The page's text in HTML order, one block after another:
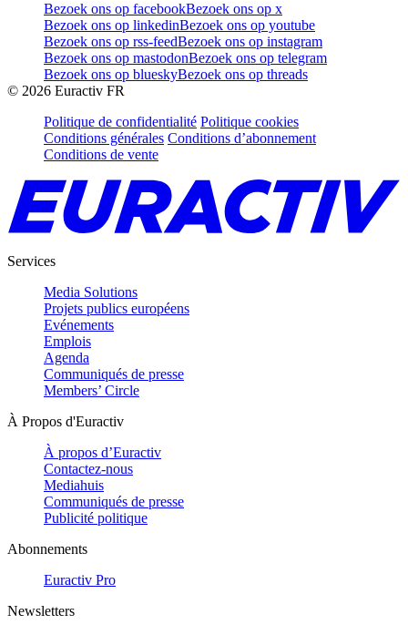
Bezoek ons op facebookBezoek ons op x
Bezoek ons op linkedinBezoek ons op youtube
Bezoek ons op rss-feedBezoek ons op instagram
Bezoek ons op mastodonBezoek ons op telegram
Bezoek ons op blueskyBezoek ons op threads
© 2026 Euractiv FR
Politique de confidentialité Politique cookies
Conditions générales Conditions d’abonnement
Conditions de vente
Services
Media Solutions
Projets publics européens
Evénements
Emplois
Agenda
Communiqués de presse
Members’ Circle
À Propos d'Euractiv
À propos d’Euractiv
Contactez-nous
Mediahuis
Communiqués de presse
Publicité politique
Abonnements
Euractiv Pro
Newsletters